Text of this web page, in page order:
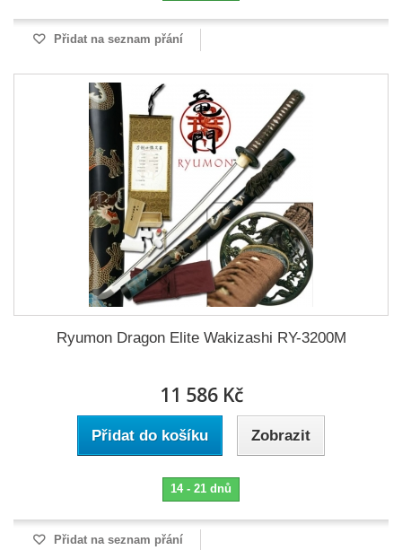
Přidat na seznam přání
Ryumon Dragon Elite Wakizashi RY-3200M
11 586 Kč
Přidat do košíku Zobrazit
14 - 21 dnů
Přidat na seznam přání